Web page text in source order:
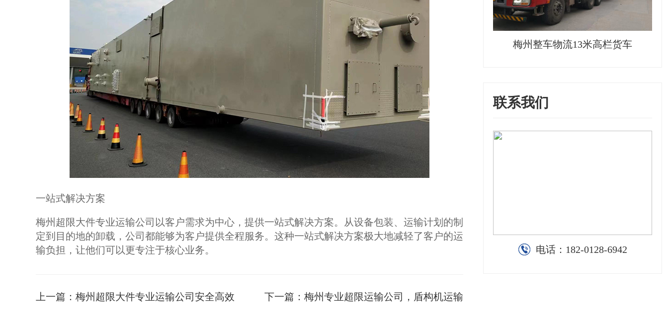
一站式解决方案
梅州超限大件专业运输公司以客户需求为中心，提供一站式解决方案。从设备包装、运输计划的制
定到目的地的卸载，公司都能够为客户提供全程服务。这种一站式解决方案极大地减轻了客户的运
输负担，让他们可以更专注于核心业务。
上一篇： 梅州超限大件专业运输公司安全高效 下一篇： 梅州专业超限运输公司，盾构机运输
梅州整车物流13米高栏货车
联系我们
电话： 182-0128-6942